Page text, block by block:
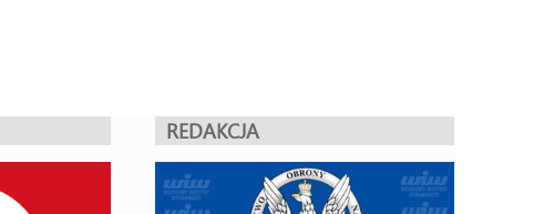
REDAKCJA